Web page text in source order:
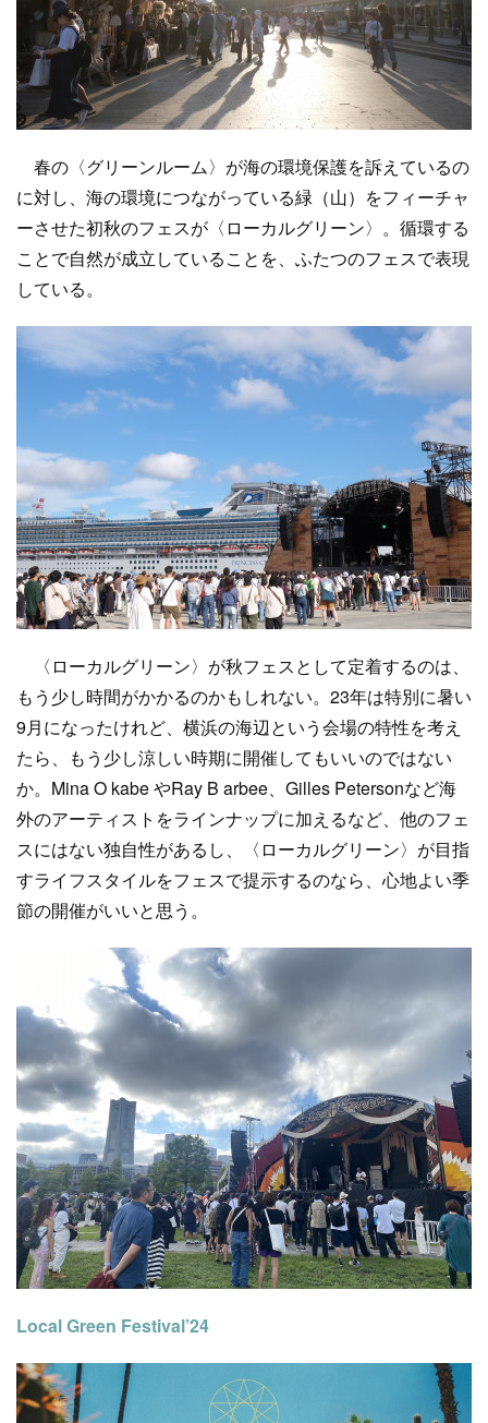
春の〈グリーンルーム〉が海の環境保護を訴えているの
に対し、海の環境につながっている緑（山）をフィーチャ
ーさせた初秋のフェスが〈ローカルグリーン〉。循環する
ことで自然が成立していることを、ふたつのフェスで表現
している。
〈ローカルグリーン〉が秋フェスとして定着するのは、
もう少し時間がかかるのかもしれない。23年は特別に暑い
9月になったけれど、横浜の海辺という会場の特性を考え
たら、もう少し涼しい時期に開催してもいいのではない
か。Mina O kabe やRay B arbee、Gilles Petersonなど海
外のアーティストをラインナップに加えるなど、他のフェ
スにはない独自性があるし、〈ローカルグリーン〉が目指
すライフスタイルをフェスで提示するのなら、心地よい季
節の開催がいいと思う。
Local Green Festival’24